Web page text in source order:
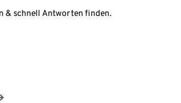
& schnell Antworten finden.